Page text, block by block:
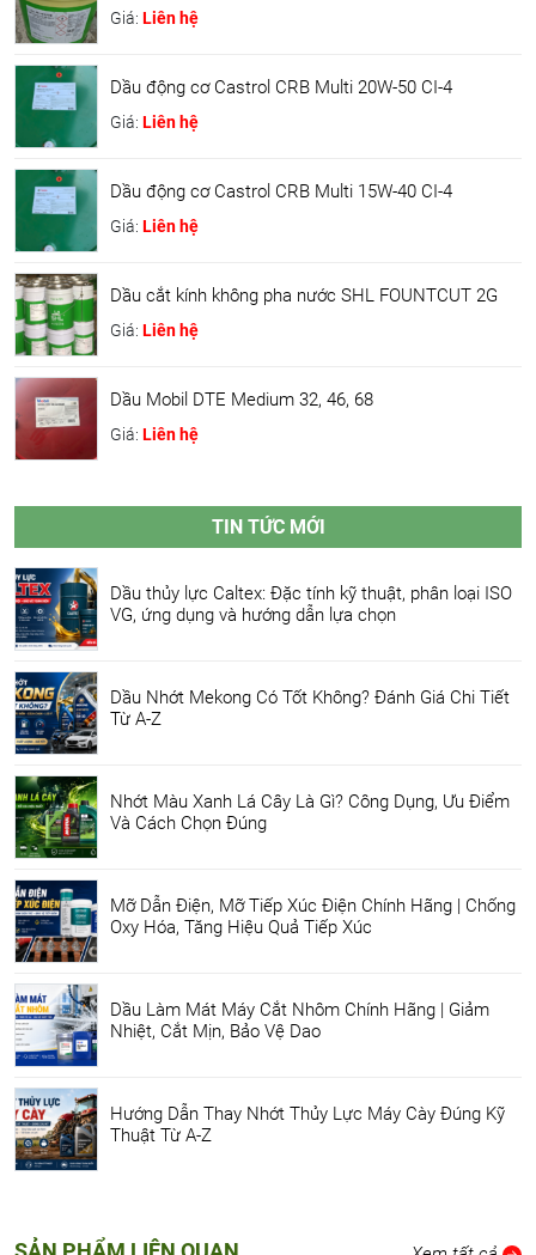
Giá: Liên hệ
Dầu động cơ Castrol CRB Multi 20W-50 CI-4
Giá: Liên hệ
Dầu động cơ Castrol CRB Multi 15W-40 CI-4
Giá: Liên hệ
Dầu cắt kính không pha nước SHL FOUNTCUT 2G
Giá: Liên hệ
Dầu Mobil DTE Medium 32, 46, 68
Giá: Liên hệ
TIN TỨC MỚI
Dầu thủy lực Caltex: Đặc tính kỹ thuật, phân loại ISO
VG, ứng dụng và hướng dẫn lựa chọn
Dầu Nhớt Mekong Có Tốt Không? Đánh Giá Chi Tiết
Từ A-Z
Nhớt Màu Xanh Lá Cây Là Gì? Công Dụng, Ưu Điểm
Và Cách Chọn Đúng
Mỡ Dẫn Điện, Mỡ Tiếp Xúc Điện Chính Hãng | Chống
Oxy Hóa, Tăng Hiệu Quả Tiếp Xúc
Dầu Làm Mát Máy Cắt Nhôm Chính Hãng | Giảm
Nhiệt, Cắt Mịn, Bảo Vệ Dao
Hướng Dẫn Thay Nhớt Thủy Lực Máy Cày Đúng Kỹ
Thuật Từ A-Z